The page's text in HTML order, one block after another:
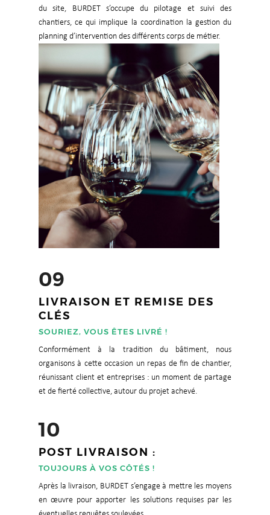
du site, BURDET s’occupe du pilotage et suivi des
chantiers, ce qui implique la coordination la gestion du
planning d’intervention des différents corps de métier.
09
LIVRAISON ET REMISE DES
CLÉS
SOURIEZ, VOUS ÊTES LIVRÉ !
Conformément à la tradition du bâtiment, nous
organisons à cette occasion un repas de fin de chantier,
réunissant client et entreprises : un moment de partage
et de fierté collective, autour du projet achevé.
10
POST LIVRAISON :
TOUJOURS À VOS CÔTÉS !
Après la livraison, BURDET s’engage à mettre les moyens
en œuvre pour apporter les solutions requises par les